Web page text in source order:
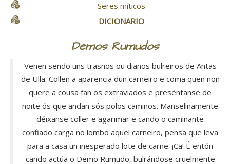
Seres míticos
DICIONARIO
Demos Rumudos
Veñen sendo uns trasnos ou diaños bulreiros de Antas
de Ulla. Collen a aparencia dun carneiro e coma quen non
quere a cousa fan os extraviados e preséntanse de
noite ós que andan sós polos camiños. Manseliñamente
déixanse coller e agarimar e cando o camiñante
confiado carga no lombo aquel carneiro, pensa que leva
para a casa un inesperado lote de carne. ¡Ca! É entón
cando actúa o Demo Rumudo, bulrándose cruelmente